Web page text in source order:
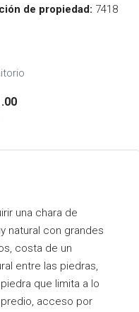
de propiedad: 7418
una chara de
natural con grandes
costa de un
entre las piedras,
que limita a lo
acceso por